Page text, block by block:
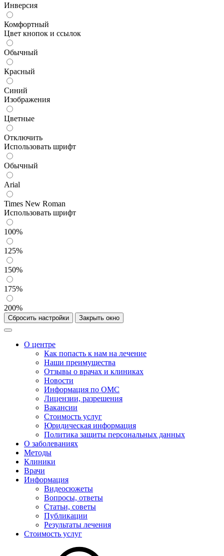
Инверсия
Комфортный
Цвет кнопок и ссылок
Обычный
Красный
Синий
Изображения
Цветные
Отключить
Использовать шрифт
Обычный
Arial
Times New Roman
Использовать шрифт
100%
125%
150%
175%
200%
Сбросить настройки Закрыть окно
О центре
Как попасть к нам на лечение
Наши преимущества
Отзывы о врачах и клиниках
Новости
Информация по ОМС
Лицензии, разрешения
Вакансии
Стоимость услуг
Юридическая информация
Политика защиты персональных данных
О заболеваниях
Методы
Клиники
Врачи
Информация
Видеосюжеты
Вопросы, ответы
Статьи, советы
Публикации
Результаты лечения
Стоимость услуг